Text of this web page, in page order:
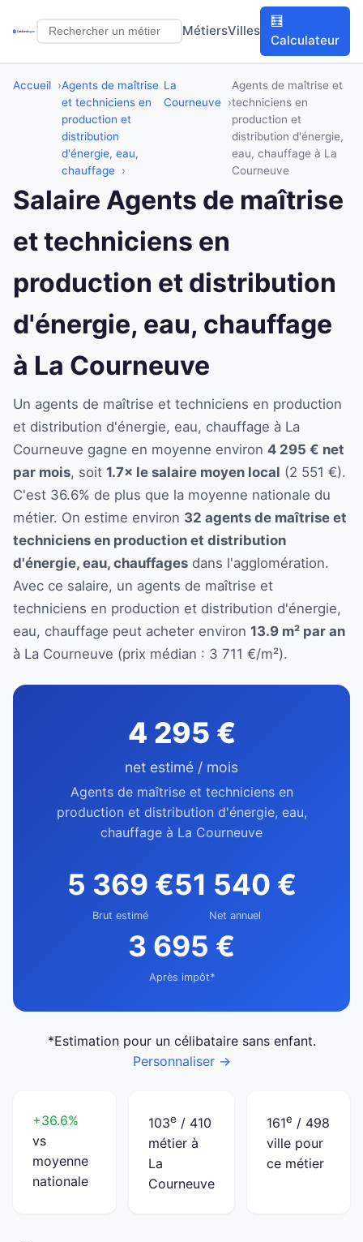
MétiersVilles
🧮
Calculateur
Accueil
Agents de maîtrise
et techniciens en
production et
distribution
d'énergie, eau,
chauffage
La
Courneuve
Agents de maîtrise et
techniciens en
production et
distribution d'énergie,
eau, chauffage à La
Courneuve
Salaire Agents de maîtrise
et techniciens en
production et distribution
d'énergie, eau, chauffage
à La Courneuve
Un agents de maîtrise et techniciens en production
et distribution d'énergie, eau, chauffage à La
Courneuve gagne en moyenne environ 4 295 € net
par mois, soit 1.7× le salaire moyen local (2 551 €).
C'est 36.6% de plus que la moyenne nationale du
métier. On estime environ 32 agents de maîtrise et
techniciens en production et distribution
d'énergie, eau, chauffages dans l'agglomération.
Avec ce salaire, un agents de maîtrise et
techniciens en production et distribution d'énergie,
eau, chauffage peut acheter environ 13.9 m² par an
à La Courneuve (prix médian : 3 711 €/m²).
4 295 €
net estimé / mois
Agents de maîtrise et techniciens en
production et distribution d'énergie, eau,
chauffage à La Courneuve
5 369 €
Brut estimé
51 540 €
Net annuel
3 695 €
Après impôt*
*Estimation pour un célibataire sans enfant.
Personnaliser →
+36.6%
vs
moyenne
nationale
103e / 410
métier à
La
Courneuve
161e / 498
ville pour
ce métier